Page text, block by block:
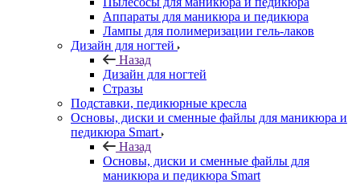
Аппараты для маникюра и педикюра
Лампы для полимеризации гель-лаков
Дизайн для ногтей
Назад
Дизайн для ногтей
Стразы
Подставки, педикюрные кресла
Основы, диски и сменные файлы для маникюра и
педикюра Smart
Назад
Основы, диски и сменные файлы для
маникюра и педикюра Smart